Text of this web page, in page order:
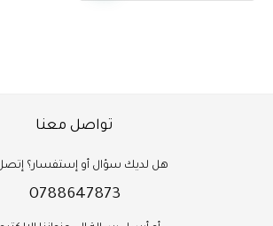
تواصل معنا
هل لديك سؤال أو إستفسار؟ إتصل
0788647873